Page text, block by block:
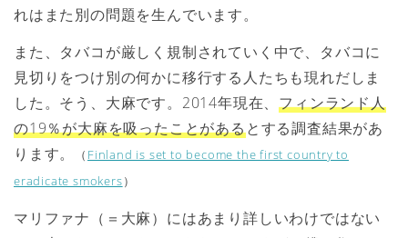
れはまた別の問題を生んでいます。
また、タバコが厳しく規制されていく中で、タバコに
見切りをつけ別の何かに移行する人たちも現れだしま
した。そう、大麻です。2014年現在、フィンランド人
の19％が大麻を吸ったことがあるとする調査結果があ
ります。
（ Finland is set to become the first country to
eradicate smokers）
マリファナ（＝大麻）にはあまり詳しいわけではない